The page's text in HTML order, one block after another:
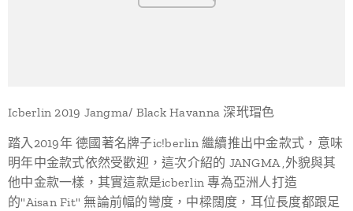
Icberlin 2019 Jangma/ Black Havanna 深玳瑁色
踏入2019年 德國著名牌子ic!berlin 繼續推出中金款式，意味
明年中金款式依然受歡迎，這次介紹的 JANGMA ,外貌與其
他中金款一樣，其實這款是icberlin 專為亞洲人打造
的"Aisan Fit" 無論前幅的彎度，中樑闊度，耳位長度都跟足